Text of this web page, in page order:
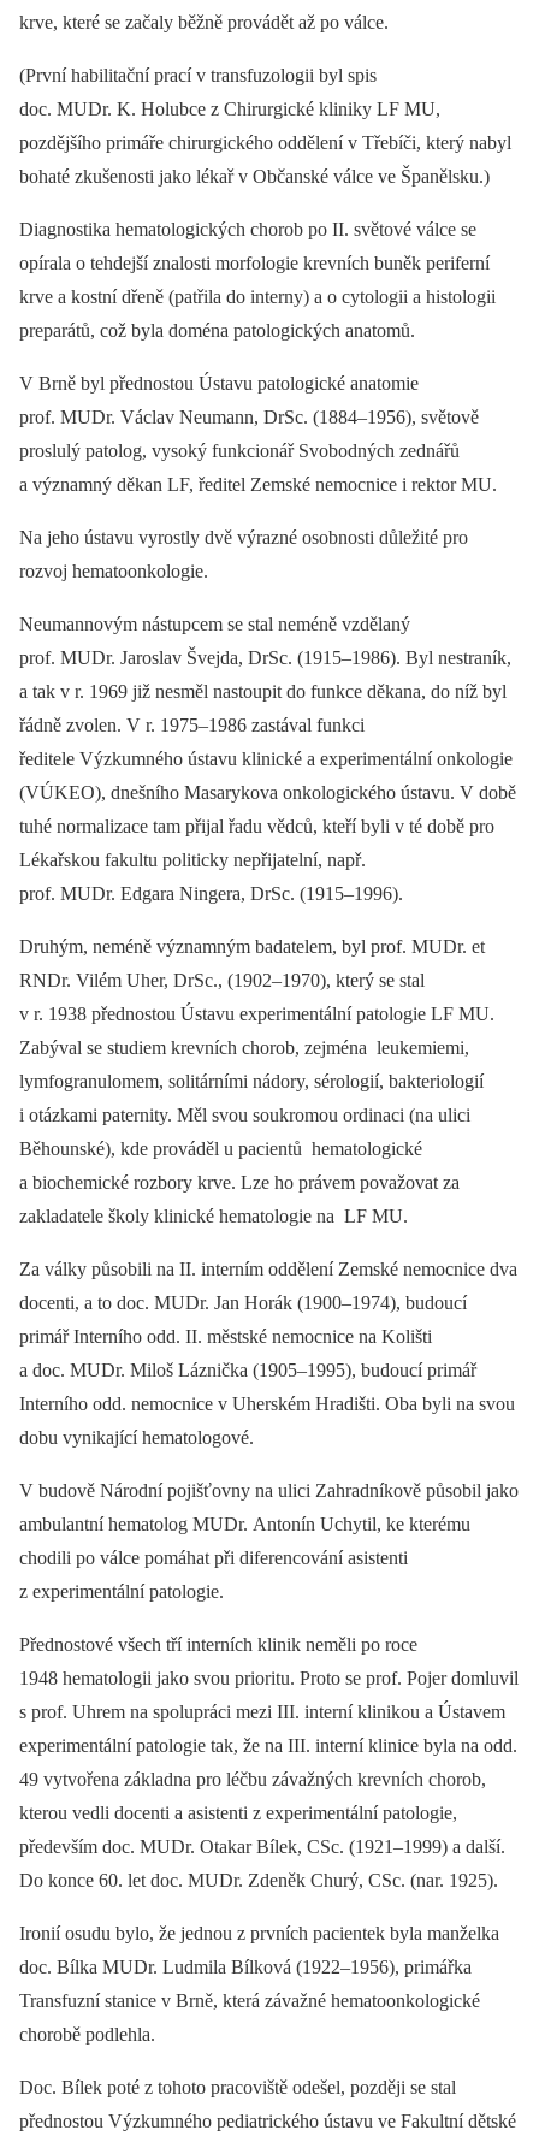
krve, které se začaly běžně provádět až po válce.
(První habilitační prací v transfuzologii byl spis
doc. MUDr. K. Holubce z Chirurgické kliniky LF MU,
pozdějšího primáře chirurgického oddělení v Třebíči, který nabyl
bohaté zkušenosti jako lékař v Občanské válce ve Španělsku.)
Diagnostika hematologických chorob po II. světové válce se
opírala o tehdejší znalosti morfologie krevních buněk periferní
krve a kostní dřeně (patřila do interny) a o cytologii a histologii
preparátů, což byla doména patologických anatomů.
V Brně byl přednostou Ústavu patologické anatomie
prof. MUDr. Václav Neumann, DrSc. (1884–1956), světově
proslulý patolog, vysoký funkcionář Svobodných zednářů
a významný děkan LF, ředitel Zemské nemocnice i rektor MU.
Na jeho ústavu vyrostly dvě výrazné osobnosti důležité pro
rozvoj hematoonkologie.
Neumannovým nástupcem se stal neméně vzdělaný
prof. MUDr. Jaroslav Švejda, DrSc. (1915–1986). Byl nestraník,
a tak v r. 1969 již nesměl nastoupit do funkce děkana, do níž byl
řádně zvolen. V r. 1975–1986 zastával funkci
ředitele Výzkumného ústavu klinické a experimentální onkologie
(VÚKEO), dnešního Masarykova onkologického ústavu. V době
tuhé normalizace tam přijal řadu vědců, kteří byli v té době pro
Lékařskou fakultu politicky nepřijatelní, např.
prof. MUDr. Edgara Ningera, DrSc. (1915–1996).
Druhým, neméně významným badatelem, byl prof. MUDr. et
RNDr. Vilém Uher, DrSc., (1902–1970), který se stal
v r. 1938 přednostou Ústavu experimentální patologie LF MU.
Zabýval se studiem krevních chorob, zejména leukemiemi,
lymfogranulomem, solitárními nádory, sérologií, bakteriologií
i otázkami paternity. Měl svou soukromou ordinaci (na ulici
Běhounské), kde prováděl u pacientů hematologické
a biochemické rozbory krve. Lze ho právem považovat za
zakladatele školy klinické hematologie na LF MU.
Za války působili na II. interním oddělení Zemské nemocnice dva
docenti, a to doc. MUDr. Jan Horák (1900–1974), budoucí
primář Interního odd. II. městské nemocnice na Kolišti
a doc. MUDr. Miloš Láznička (1905–1995), budoucí primář
Interního odd. nemocnice v Uherském Hradišti. Oba byli na svou
dobu vynikající hematologové.
V budově Národní pojišťovny na ulici Zahradníkově působil jako
ambulantní hematolog MUDr. Antonín Uchytil, ke kterému
chodili po válce pomáhat při diferencování asistenti
z experimentální patologie.
Přednostové všech tří interních klinik neměli po roce
1948 hematologii jako svou prioritu. Proto se prof. Pojer domluvil
s prof. Uhrem na spolupráci mezi III. interní klinikou a Ústavem
experimentální patologie tak, že na III. interní klinice byla na odd.
49 vytvořena základna pro léčbu závažných krevních chorob,
kterou vedli docenti a asistenti z experimentální patologie,
především doc. MUDr. Otakar Bílek, CSc. (1921–1999) a další.
Do konce 60. let doc. MUDr. Zdeněk Churý, CSc. (nar. 1925).
Ironií osudu bylo, že jednou z prvních pacientek byla manželka
doc. Bílka MUDr. Ludmila Bílková (1922–1956), primářka
Transfuzní stanice v Brně, která závažné hematoonkologické
chorobě podlehla.
Doc. Bílek poté z tohoto pracoviště odešel, později se stal
přednostou Výzkumného pediatrického ústavu ve Fakultní dětské